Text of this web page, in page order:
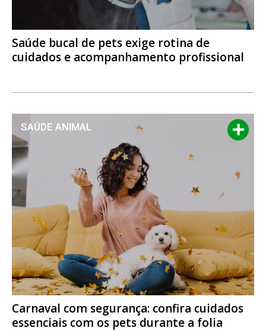
Saúde bucal de pets exige rotina de
cuidados e acompanhamento profissional
SAÚDE ANIMAL
Carnaval com segurança: confira cuidados
essenciais com os pets durante a folia